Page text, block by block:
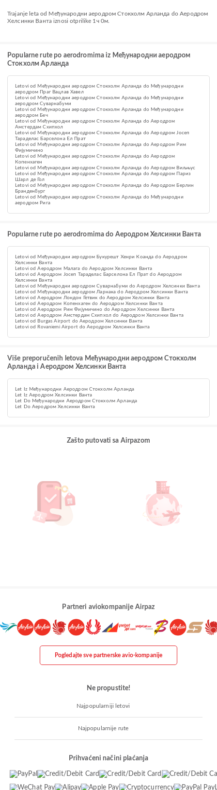
Trajanje leta od Међународни аеродром Стокхолм Арланда do Аеродром
Хелсинки Ванта iznosi otprilike 1ч 0м.
Popularne rute po aerodromima iz Међународни аеродром
Стокхолм Арланда
Letovi od Међународни аеродром Стокхолм Арланда do Међународни
аеродром Праг Вацлав Хавел
Letovi od Међународни аеродром Стокхолм Арланда do Међународни
аеродром Суварнабуми
Letovi od Међународни аеродром Стокхолм Арланда do Међународни
аеродром Беч
Letovi od Међународни аеродром Стокхолм Арланда do Aеродром
Амстердам Схипхол
Letovi od Међународни аеродром Стокхолм Арланда do Аеродром Јосеп
Тараделас Барселона Ел Прат
Letovi od Међународни аеродром Стокхолм Арланда do Аеродром Рим
Фијумичино
Letovi od Међународни аеродром Стокхолм Арланда do Аеродром
Копенхаген
Letovi od Међународни аеродром Стокхолм Арланда do Аеродром Виљњус
Letovi od Међународни аеродром Стокхолм Арланда do Aеродром Париз
Шарл де Гол
Letovi od Међународни аеродром Стокхолм Арланда do Аеродром Берлин
Бранденбург
Letovi od Међународни аеродром Стокхолм Арланда do Међународни
аеродром Рига
Popularne rute po aerodromima do Аеродром Хелсинки Ванта
Letovi od Међународни аеродром Букурешт Хенри Коанда do Аеродром
Хелсинки Ванта
Letovi od Аеродром Малага do Аеродром Хелсинки Ванта
Letovi od Аеродром Јосеп Тараделас Барселона Ел Прат do Аеродром
Хелсинки Ванта
Letovi od Међународни аеродром Суварнабуми do Аеродром Хелсинки Ванта
Letovi od Међународни аеродром Ларнака do Аеродром Хелсинки Ванта
Letovi od Аеродром Лондон Гетвик do Аеродром Хелсинки Ванта
Letovi od Аеродром Копенхаген do Аеродром Хелсинки Ванта
Letovi od Аеродром Рим Фијумичино do Аеродром Хелсинки Ванта
Letovi od Aеродром Амстердам Схипхол do Аеродром Хелсинки Ванта
Letovi od Burgas Airport do Аеродром Хелсинки Ванта
Letovi od Rovaniemi Airport do Аеродром Хелсинки Ванта
Više preporučenih letova Међународни аеродром Стокхолм
Арланда i Аеродром Хелсинки Ванта
Let Iz Међународни Аеродром Стокхолм Арланда
Let Iz Аеродром Хелсинки Ванта
Let Do Међународни Аеродром Стокхолм Арланда
Let Do Аеродром Хелсинки Ванта
Zašto putovati sa Airpazom
Partneri aviokompanije Airpaz
Pogledajte sve partnerske avio-kompanije
Ne propustite!
Najpopularniji letovi
Najpopularnije rute
Prihvaćeni načini plaćanja